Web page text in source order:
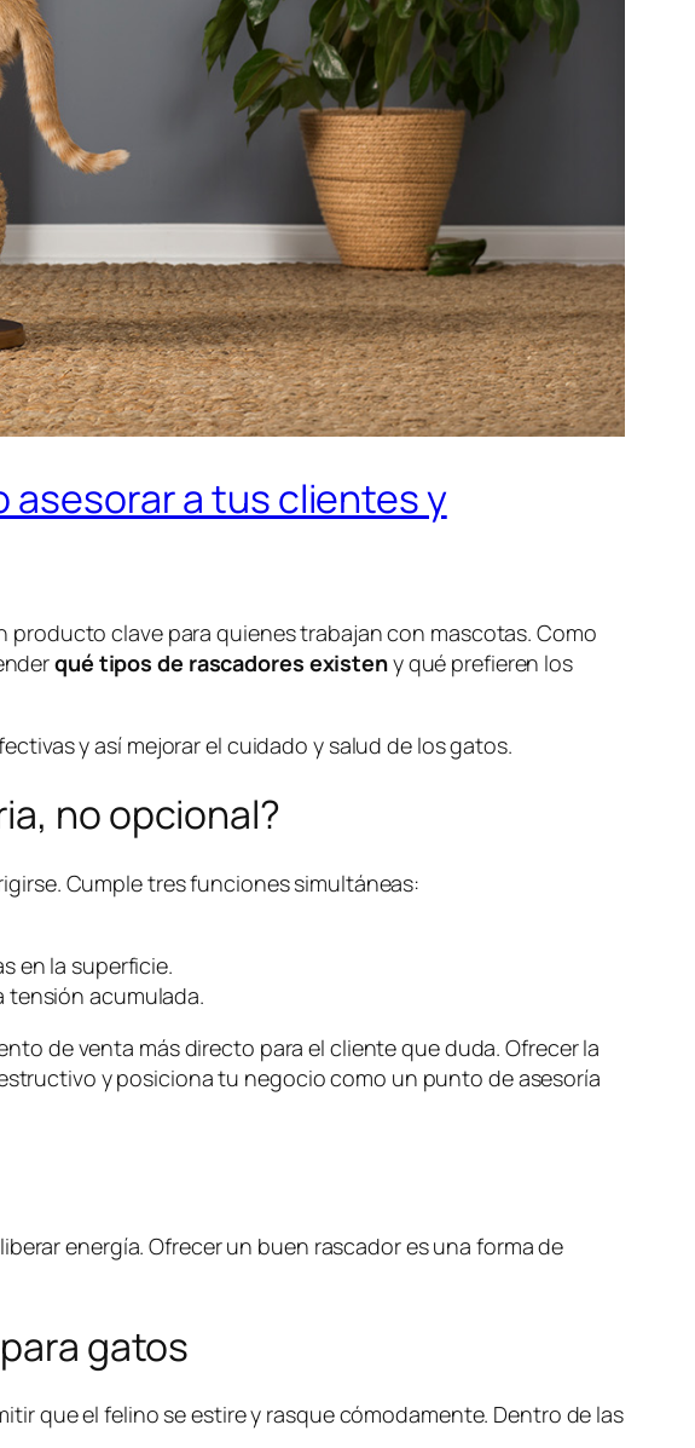
a tus clientes y
clave para quienes trabajan con mascotas. Como
qué tipos de rascadores existeny qué prefieren los
y así mejorar el cuidado y salud de los gatos.
no opcional?
Cumple tres funciones simultáneas:
en la superficie.
tensión acumulada.
de venta más directo para el cliente que duda. Ofrecer la
y posiciona tu negocio como un punto de asesoría
energía. Ofrecer un buen rascador es una forma de
gatos
que el felino se estire y rasque cómodamente. Dentro de las